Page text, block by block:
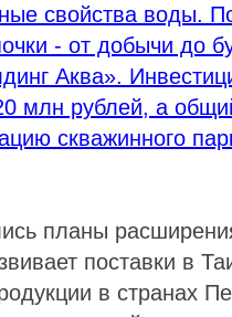
свойства воды.
- от добычи до
Аква».
млн рублей, а
скважинного
планы
поставки в
в странах